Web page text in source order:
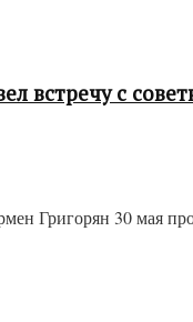
встречу с
Григорян 30 мая